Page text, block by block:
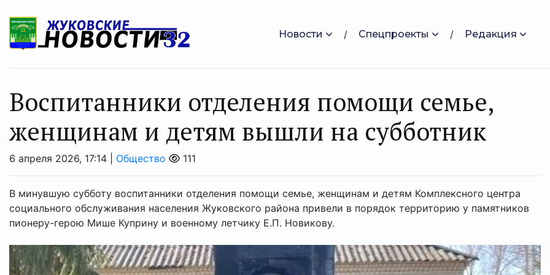
Новости Спецпроекты Редакция
Воспитанники отделения помощи семье,
женщинам и детям вышли на субботник
6 апреля 2026, 17:14 | Общество 111
В минувшую субботу воспитанники отделения помощи семье, женщинам и детям Комплексного центра
социального обслуживания населения Жуковского района привели в порядок территорию у памятников
пионеру-герою Мише Куприну и военному летчику Е.П. Новикову.